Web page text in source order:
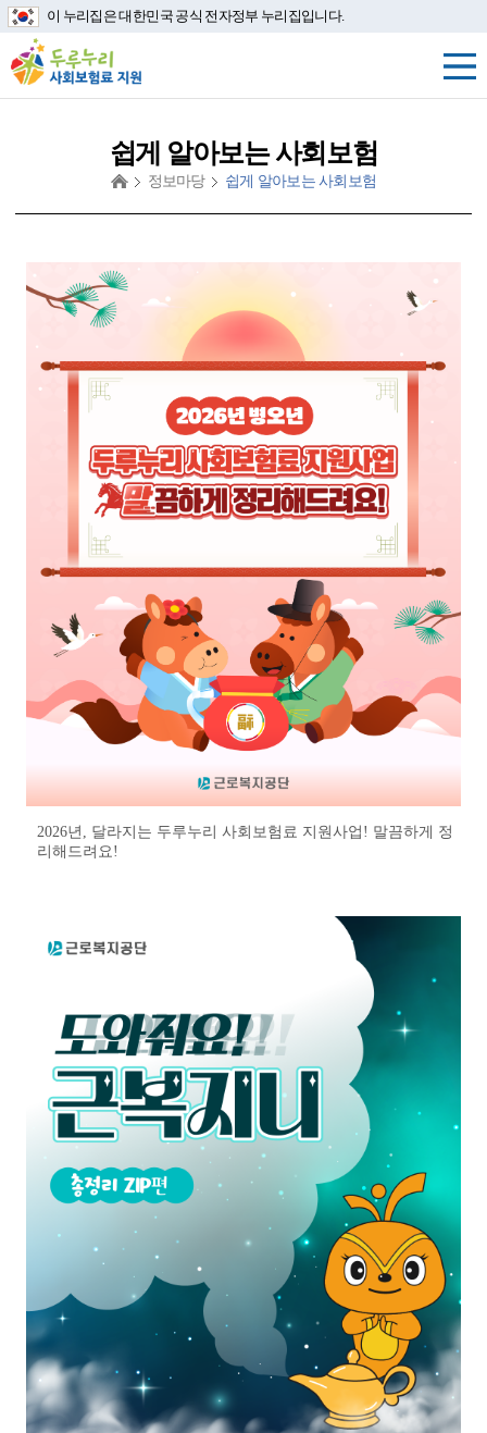
이 누리집은 대한민국 공식 전자정부 누리집입니다.
쉽게 알아보는 사회보험
정보마당 쉽게 알아보는 사회보험
2026년, 달라지는 두루누리 사회보험료 지원사업! 말끔하게 정
리해드려요!